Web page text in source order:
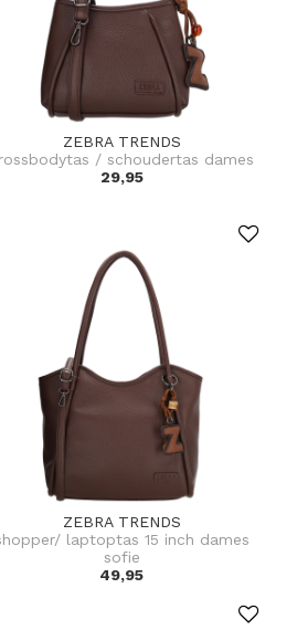
ZEBRA TRENDS
/ schoudertas dames
29,95
ZEBRA TRENDS
laptoptas 15 inch dames
sofie
49,95